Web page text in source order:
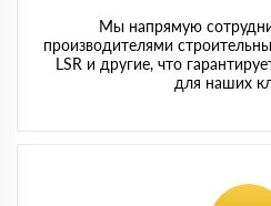
Мы напрямую
производителями
LSR и другие, что
для наших